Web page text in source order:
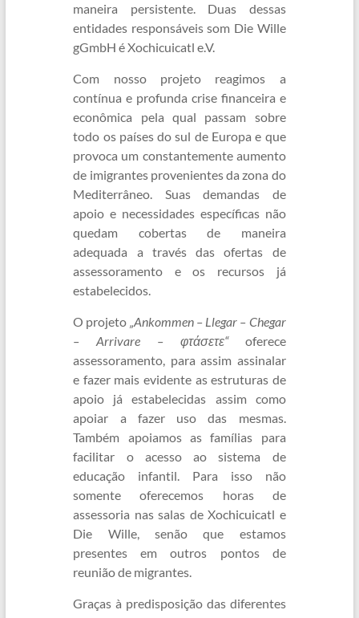
maneira persistente. Duas dessas
entidades responsáveis som Die Wille
gGmbH é Xochicuicatl e.V.
Com nosso projeto reagimos a
contínua e profunda crise financeira e
econômica pela qual passam sobre
todo os países do sul de Europa e que
provoca um constantemente aumento
de imigrantes provenientes da zona do
Mediterrâneo. Suas demandas de
apoio e necessidades específicas não
quedam cobertas de maneira
adequada a través das ofertas de
assessoramento e os recursos já
estabelecidos.
O projeto „Ankommen – Llegar – Chegar
– Arrivare – φτάσετε“oferece
assessoramento, para assim assinalar
e fazer mais evidente as estruturas de
apoio já estabelecidas assim como
apoiar a fazer uso das mesmas.
Também apoiamos as famílias para
facilitar o acesso ao sistema de
educação infantil. Para isso não
somente oferecemos horas de
assessoria nas salas de Xochicuicatl e
Die Wille, senão que estamos
presentes em outros pontos de
reunião de migrantes.
Graças à predisposição das diferentes